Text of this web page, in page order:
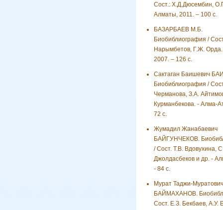
Сост.: Х.Д.Дюсембин,
Алматы, 2011. – 100 с.
БАЗАРБАЕВ М.Б.
Биобиблиография /
Нарымбетов, Г.Ж.
2007. – 126 с.
Сактаган Баишевич
Биобиблиография /
Черманова, З.А.
Курманбекова. - Алма-
72 с.
Жумадил Жанабаевич
БАЙГУНЧЕКОВ.
/ Сост. Т.В. Вдовухина,
Джолдасбеков и др. -
- 84 с.
Мурат Таджи-Муратович
БАЙМАХАНОВ.
Сост. Е.З. Бекбаев, А.У.